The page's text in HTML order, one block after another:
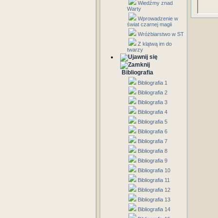
Wiedźmy znad
Warty
Wprowadzenie w
świat czarnej magii
Wróżbiarstwo w ST
Z klątwą im do
twarzy
Bibliografia
Bibliografia 1
Bibliografia 2
Bibliografia 3
Bibliografia 4
Bibliografia 5
Bibliografia 6
Bibliografia 7
Bibliografia 8
Bibliografia 9
Bibliografia 10
Bibliografia 11
Bibliografia 12
Bibliografia 13
Bibliografia 14